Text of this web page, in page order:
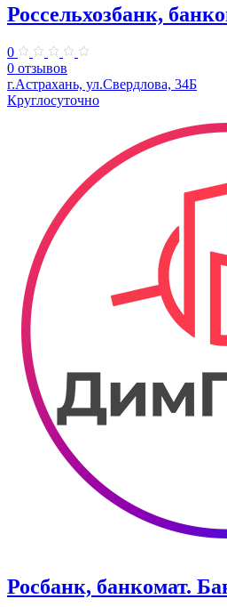
Россельхозбанк,
0
0 отзывов
г.Астрахань, ул.Свердлова, 34Б
Круглосуточно
Росбанк, банкомат.